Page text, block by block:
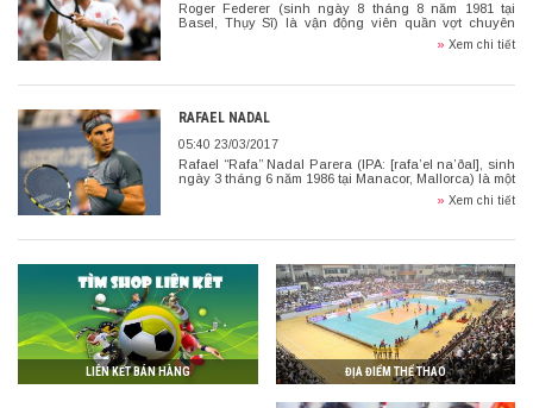
Roger Federer (sinh ngày 8 tháng 8 năm 1981 tại
Basel, Thụy Sĩ) là vận động viên quần vợt chuyên
nghiệp người Thụy Sĩ được gọi với biệt danh là tàu tốc
hành, vua kỷ lục hay đỉnh Everest của làng quần vợt
» Xem chi tiết
RAFAEL NADAL
05:40 23/03/2017
Rafael “Rafa” Nadal Parera (IPA: [rafa’el na’ðal], sinh
ngày 3 tháng 6 năm 1986 tại Manacor, Mallorca) là một
vận động viên quần vợt chuyên nghiệp người Tây
Ban Nha, hiện đang giữ vị trí số 1 thế giới năm 2017
» Xem chi tiết
LIÊN KẾT BÁN HÀNG ĐỊA ĐIỂM THỂ THAO